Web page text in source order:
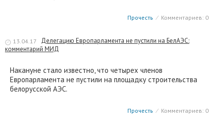
Прочесть ⁄ Комментариев: 0
13.04.17
Делегацию Европарламента не пустили на БелАЭС:
комментарий МИД
Накануне стало известно, что четырех членов
Европарламента не пустили на площадку строительства
белорусской АЭС.
Прочесть ⁄ Комментариев: 0